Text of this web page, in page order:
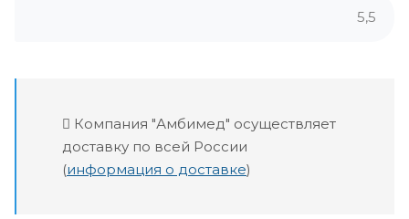
5,5
Компания "Амбимед" осуществляет
доставку по всей России
(информация о доставке)